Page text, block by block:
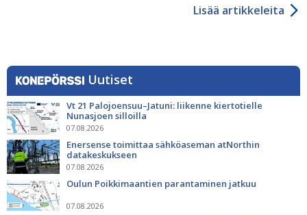
Lisää artikkeleita
Uutiset
Vt 21 Palojoensuu–Jatuni: liikenne kiertotielle
Nunasjoen silloilla
07.08.2026
Enersense toimittaa sähköaseman atNorthin
datakeskukseen
07.08.2026
Oulun Poikkimaantien parantaminen jatkuu
07.08.2026